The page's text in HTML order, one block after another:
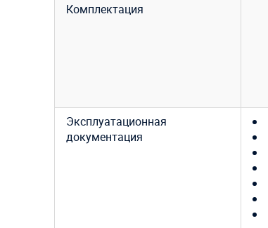
Комплектация
Эксплуатационная
документация